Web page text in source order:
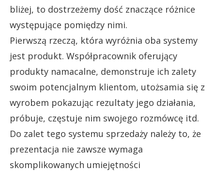
bliżej, to dostrzeżemy dość znaczące różnice
występujące pomiędzy nimi.
Pierwszą rzeczą, która wyróżnia oba systemy
jest produkt. Współpracownik oferujący
produkty namacalne, demonstruje ich zalety
swoim potencjalnym klientom, utożsamia się z
wyrobem pokazując rezultaty jego działania,
próbuje, częstuje nim swojego rozmówcę itd.
Do zalet tego systemu sprzedaży należy to, że
prezentacja nie zawsze wymaga
skomplikowanych umiejętności